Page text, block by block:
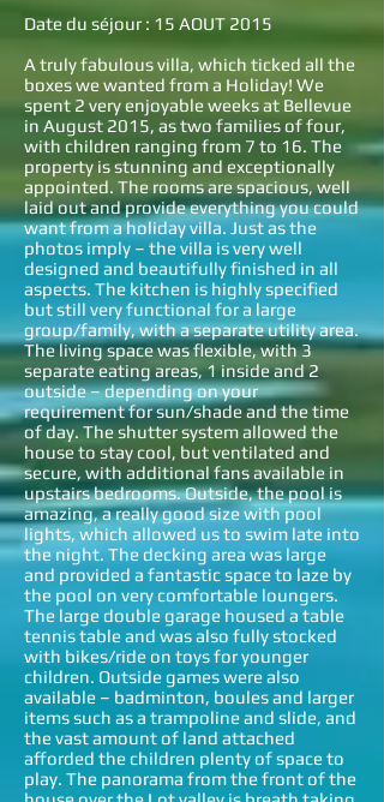
Date du séjour : 15 AOUT 2015
A truly fabulous villa, which ticked all the
boxes we wanted from a Holiday! We
spent 2 very enjoyable weeks at Bellevue
in August 2015, as two families of four,
with children ranging from 7 to 16. The
property is stunning and exceptionally
appointed. The rooms are spacious, well
laid out and provide everything you could
want from a holiday villa. Just as the
photos imply – the villa is very well
designed and beautifully finished in all
aspects. The kitchen is highly specified
but still very functional for a large
group/family, with a separate utility area.
The living space was flexible, with 3
separate eating areas, 1 inside and 2
outside – depending on your
requirement for sun/shade and the time
of day. The shutter system allowed the
house to stay cool, but ventilated and
secure, with additional fans available in
upstairs bedrooms. Outside, the pool is
amazing, a really good size with pool
lights, which allowed us to swim late into
the night. The decking area was large
and provided a fantastic space to laze by
the pool on very comfortable loungers.
The large double garage housed a table
tennis table and was also fully stocked
with bikes/ride on toys for younger
children. Outside games were also
available – badminton, boules and larger
items such as a trampoline and slide, and
the vast amount of land attached
afforded the children plenty of space to
play. The panorama from the front of the